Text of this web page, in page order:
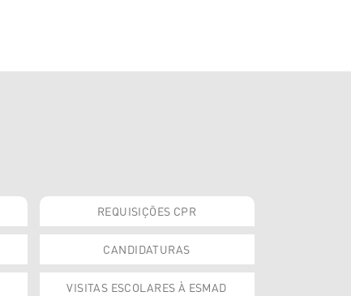
REQUISIÇÕES CPR
CANDIDATURAS
VISITAS ESCOLARES À ESMAD